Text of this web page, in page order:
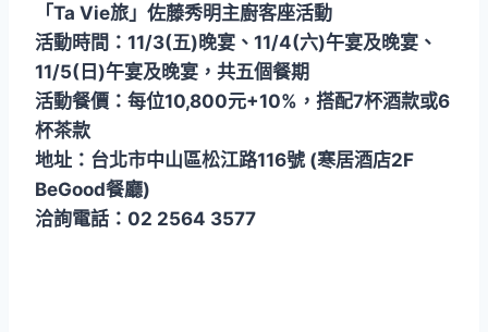
「Ta Vie旅」佐藤秀明主廚客座活動
活動時間：11/3(五)晚宴、11/4(六)午宴及晚宴、
11/5(日)午宴及晚宴，共五個餐期
活動餐價：每位10,800元+10%，搭配7杯酒款或6
杯茶款
地址：台北市中山區松江路116號 (寒居酒店2F
BeGood餐廳)
洽詢電話：02 2564 3577